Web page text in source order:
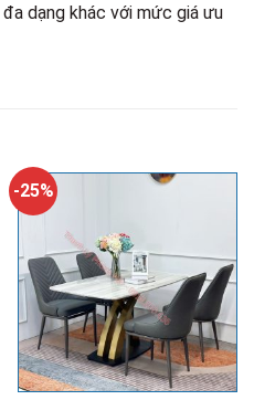
đa dạng khác với mức giá ưu
-25%